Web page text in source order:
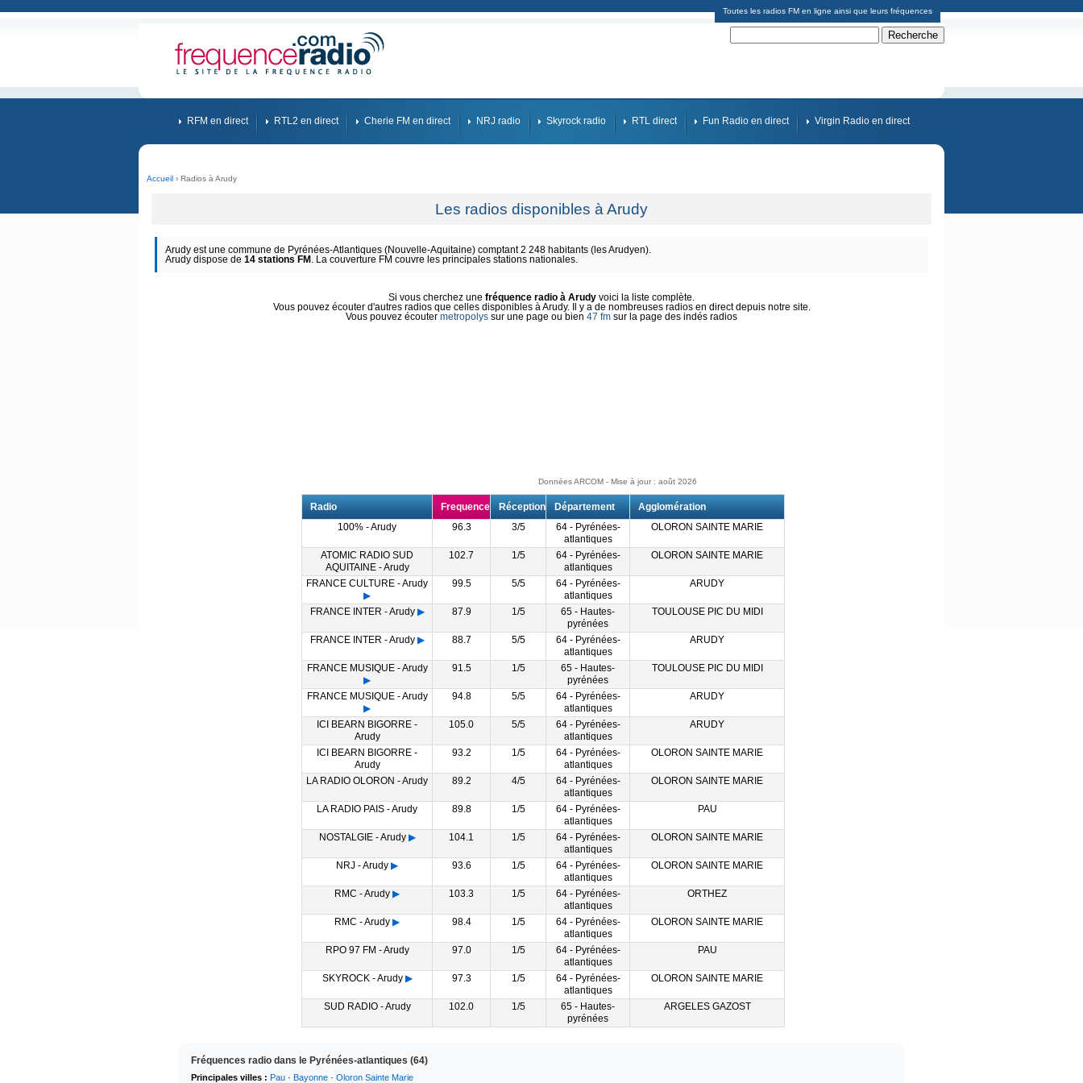
Toutes les radios FM en ligne ainsi que leurs fréquences
RFM en direct RTL2 en direct Cherie FM en direct NRJ radio Skyrock radio RTL direct Fun Radio en direct Virgin Radio en direct
Accueil › Radios à Arudy
Les radios disponibles à Arudy
Arudy est une commune de Pyrénées-Atlantiques (Nouvelle-Aquitaine) comptant 2 248 habitants (les Arudyen).
Arudy dispose de 14 stations FM . La couverture FM couvre les principales stations nationales.
Si vous cherchez une fréquence radio à Arudy voici la liste complète.
Vous pouvez écouter d'autres radios que celles disponibles à Arudy. Il y a de nombreuses radios en direct depuis notre site.
Vous pouvez écouter metropolys sur une page ou bien 47 fm sur la page des indés radios
Données ARCOM - Mise à jour : août 2026
Radio Frequence Réception Département
Agglomération
100% - Arudy
96.3 3/5
64 - Pyrénées-
atlantiques
OLORON SAINTE MARIE
ATOMIC RADIO SUD
AQUITAINE - Arudy
102.7 1/5
64 - Pyrénées-
atlantiques
OLORON SAINTE MARIE
FRANCE CULTURE - Arudy
▶
99.5 5/5
64 - Pyrénées-
atlantiques
ARUDY
FRANCE INTER - Arudy ▶ 87.9 1/5
65 - Hautes-
pyrénées
TOULOUSE PIC DU MIDI
FRANCE INTER - Arudy ▶ 88.7 5/5
64 - Pyrénées-
atlantiques
ARUDY
FRANCE MUSIQUE - Arudy
▶
91.5 1/5
65 - Hautes-
pyrénées
TOULOUSE PIC DU MIDI
FRANCE MUSIQUE - Arudy
▶
94.8 5/5
64 - Pyrénées-
atlantiques
ARUDY
ICI BEARN BIGORRE -
Arudy
105.0 5/5
64 - Pyrénées-
atlantiques
ARUDY
ICI BEARN BIGORRE -
Arudy
93.2 1/5
64 - Pyrénées-
atlantiques
OLORON SAINTE MARIE
LA RADIO OLORON - Arudy 89.2 4/5
64 - Pyrénées-
atlantiques
OLORON SAINTE MARIE
LA RADIO PAIS - Arudy 89.8 1/5
64 - Pyrénées-
atlantiques
PAU
NOSTALGIE - Arudy ▶ 104.1 1/5
64 - Pyrénées-
atlantiques
OLORON SAINTE MARIE
NRJ - Arudy ▶ 93.6 1/5
64 - Pyrénées-
atlantiques
OLORON SAINTE MARIE
RMC - Arudy ▶ 103.3 1/5
64 - Pyrénées-
atlantiques
ORTHEZ
RMC - Arudy ▶ 98.4 1/5
64 - Pyrénées-
atlantiques
OLORON SAINTE MARIE
RPO 97 FM - Arudy 97.0 1/5
64 - Pyrénées-
atlantiques
PAU
SKYROCK - Arudy ▶ 97.3 1/5
64 - Pyrénées-
atlantiques
OLORON SAINTE MARIE
SUD RADIO - Arudy 102.0 1/5
65 - Hautes-
pyrénées
ARGELES GAZOST
Fréquences radio dans le Pyrénées-atlantiques (64)
Principales villes : Pau · Bayonne · Oloron Sainte Marie